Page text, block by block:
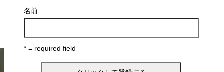
名前
* = required field